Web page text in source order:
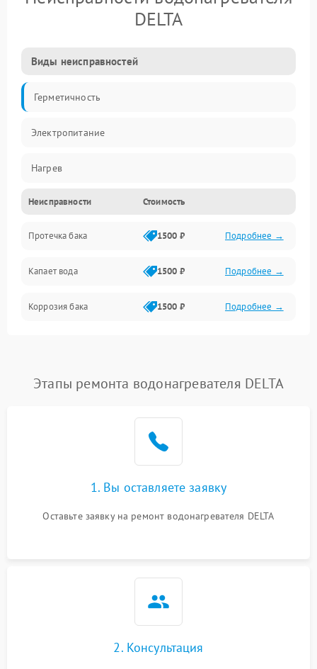
DELTA
Виды неисправностей
Герметичность
Электропитание
Нагрев
Датчики
Механика
Неисправности Стоимость
Протечка бака 1500 ₽ Подробнее →
Капает вода 1500 ₽ Подробнее →
Коррозия бака 1500 ₽ Подробнее →
Этапы ремонта водонагревателя DELTA
1. Вы оставляете заявку
Оставьте заявку на ремонт водонагревателя DELTA
2. Консультация